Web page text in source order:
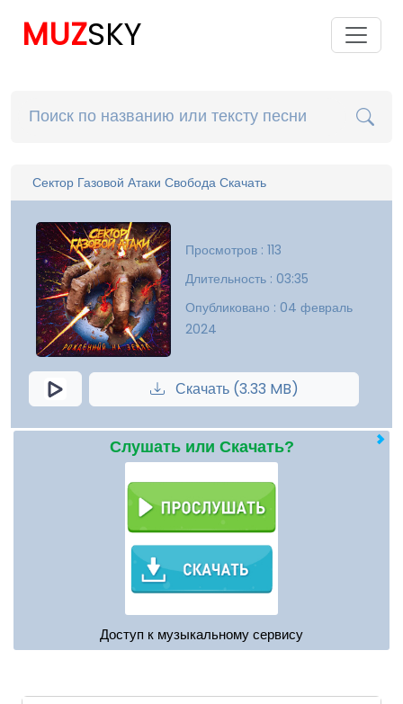
MUZSKY
Сектор Газовой Атаки Свобода Скачать
Просмотров : 113
Длительность : 03:35
Опубликовано : 04 февраль
2024
Скачать (3.33 MB)
Слушать или Скачать?
Доступ к музыкальному сервису